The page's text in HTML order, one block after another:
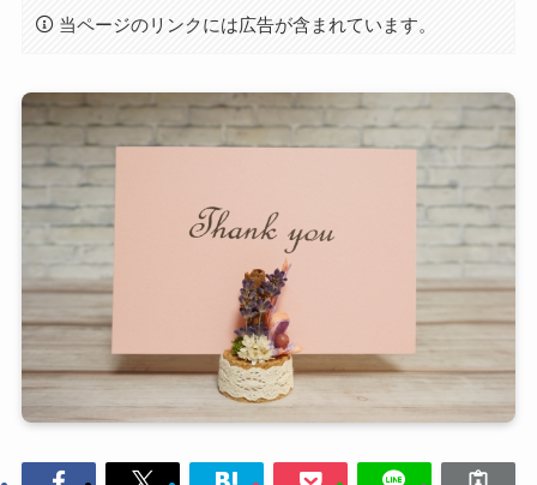
当ページのリンクには広告が含まれています。